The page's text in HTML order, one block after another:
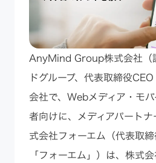
AnyMind Group株式会社（
ドグループ、代表取締役
会社で、Webメディア・モ
者向けに、メディアパート
式会社フォーエム（代表取
「フォーエム」）は、株式